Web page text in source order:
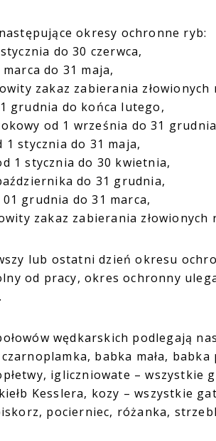
okresy ochronne ryb:
do 30 czerwca,
do 31 maja,
zakaz zabierania złowionych
grudnia do końca lutego,
od 1 września do 31
1 stycznia do 31 maja,
1 stycznia do 30 kwietnia,
do 31 grudnia,
grudnia do 31 marca,
zakaz zabierania złowionych
lub ostatni dzień okresu
od pracy, okres ochronny
wędkarskich podlegają
babka mała,
igliczniowate –
kiełb Kesslera, kozy – wszystkie
pocierniec, różanka,